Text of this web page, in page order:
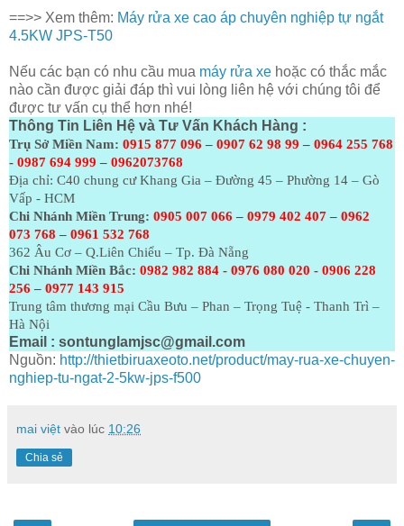
==>> Xem thêm: Máy rửa xe cao áp chuyên nghiệp tự ngắt
4.5KW JPS-T50
Nếu các bạn có nhu cầu mua máy rửa xe hoặc có thắc mắc
nào cần được giải đáp thì vui lòng liên hệ với chúng tôi để
được tư vấn cụ thể hơn nhé!
Thông Tin Liên Hệ và Tư Vấn Khách Hàng :
Trụ Sở Miền Nam: 0915 877 096 – 0907 62 98 99 – 0964 255 768
- 0987 694 999 – 0962073768
Địa chỉ: C40 chung cư Khang Gia – Đường 45 – Phường 14 – Gò
Vấp - HCM
Chi Nhánh Miền Trung: 0905 007 066 – 0979 402 407 – 0962
073 768 – 0961 532 768
362 Âu Cơ – Q.Liên Chiểu – Tp. Đà Nẵng
Chi Nhánh Miền Bắc: 0982 982 884 - 0976 080 020 - 0906 228
256 – 0977 143 915
Trung tâm thương mại Cầu Bưu – Phan – Trọng Tuệ - Thanh Trì –
Hà Nội
Email : sontunglamjsc@gmail.com
Nguồn: http://thietbiruaxeoto.net/product/may-rua-xe-chuyen-
nghiep-tu-ngat-2-5kw-jps-f500
mai việt vào lúc 10:26
Chia sẻ